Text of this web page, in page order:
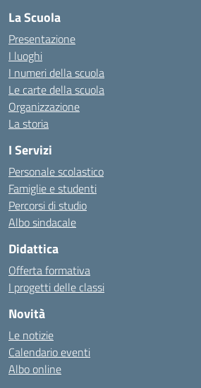
La Scuola
Presentazione
I luoghi
I numeri della scuola
Le carte della scuola
Organizzazione
La storia
I Servizi
Personale scolastico
Famiglie e studenti
Percorsi di studio
Albo sindacale
Didattica
Offerta formativa
I progetti delle classi
Novità
Le notizie
Calendario eventi
Albo online